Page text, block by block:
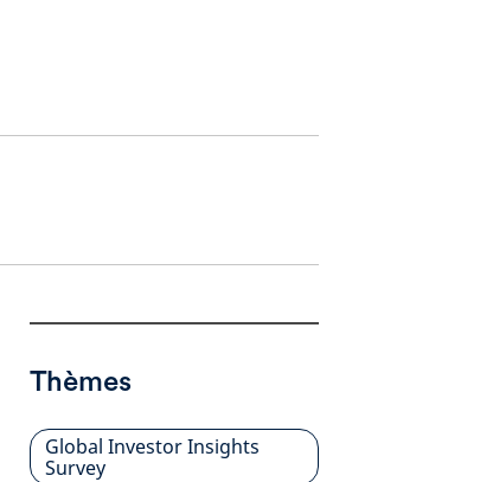
Thèmes
Global Investor Insights
Survey